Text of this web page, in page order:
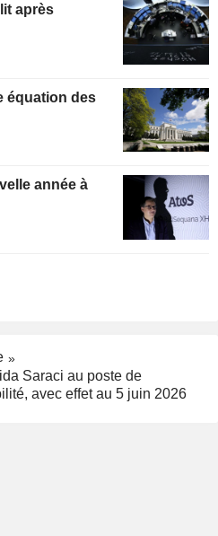
après
équation des
Saraci au poste de
avec effet au 5 juin 2026